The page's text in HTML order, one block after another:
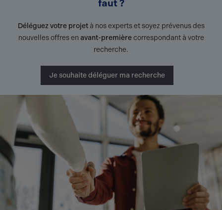
faut ?
Déléguez votre projetà nos experts et soyez prévenus des
nouvelles offres en avant-premièrecorrespondant à votre
recherche.
Je souhaite déléguer ma recherche